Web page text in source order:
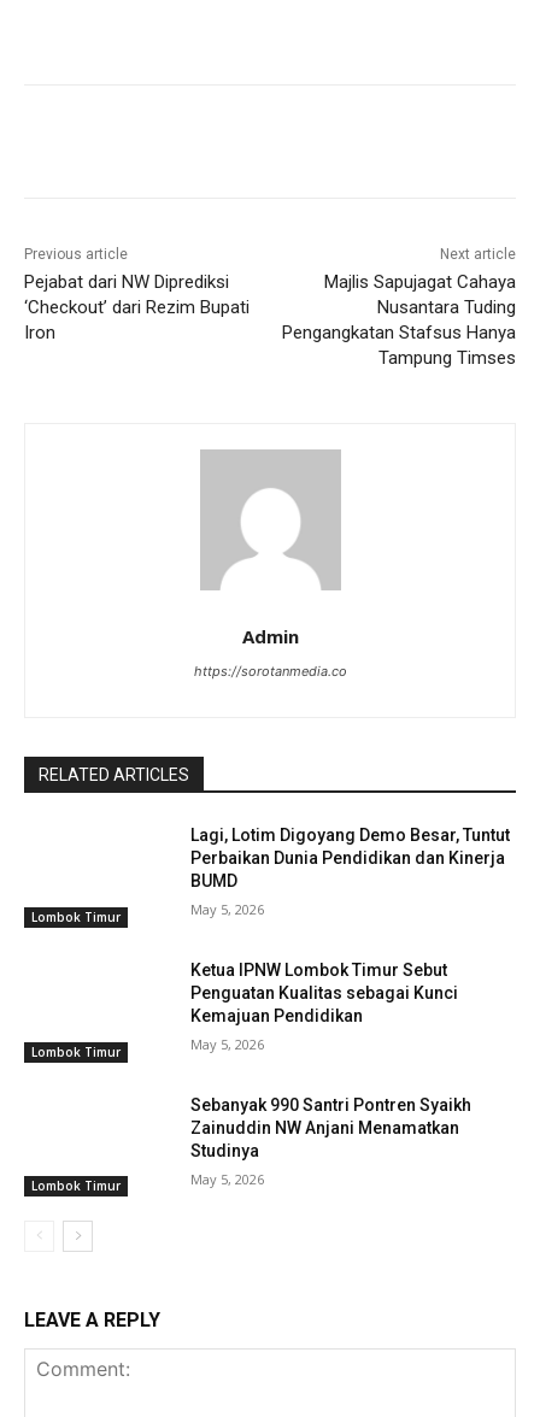
Previous article
Pejabat dari NW Diprediksi
‘Checkout’ dari Rezim Bupati
Iron
Next article
Majlis Sapujagat Cahaya
Nusantara Tuding
Pengangkatan Stafsus Hanya
Tampung Timses
Admin
https://sorotanmedia.co
RELATED ARTICLES
Lombok Timur
Lagi, Lotim Digoyang Demo Besar, Tuntut
Perbaikan Dunia Pendidikan dan Kinerja
BUMD
May 5, 2026
Lombok Timur
Ketua IPNW Lombok Timur Sebut
Penguatan Kualitas sebagai Kunci
Kemajuan Pendidikan
May 5, 2026
Lombok Timur
Sebanyak 990 Santri Pontren Syaikh
Zainuddin NW Anjani Menamatkan
Studinya
May 5, 2026
LEAVE A REPLY